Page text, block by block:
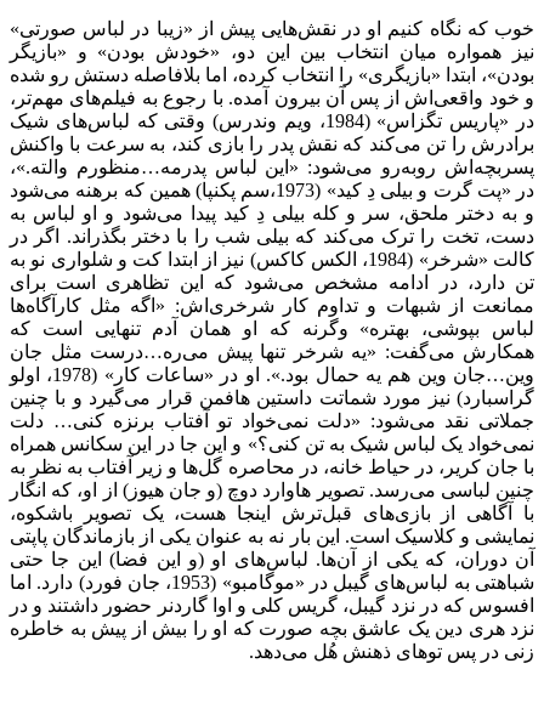
خوب که نگاه کنیم او در نقش‌هایی پیش از «زیبا در لباس صورتی»
نیز همواره میان انتخاب بین این دو، «خودش بودن» و «بازیگر
بودن»، ابتدا «بازیگری» را انتخاب کرده، اما بلافاصله دستش رو شده
و خود واقعی‌اش از پس آن بیرون آمده. با رجوع به فیلم‌های مهم‌تر،
در «پاریس تگزاس» (1984، ویم وندرس) وقتی که لباس‌های شیک
برادرش را تن می‌کند که نقش پدر را بازی کند، به سرعت با واکنش
پسربچه‌اش روبه‌رو می‌شود: «این لباس پدرمه…منظورم والته.»،
در «پت گرت و بیلی دِ کید» (1973،سم پکنپا) همین که برهنه می‌شود
و به دختر ملحق، سر و کله بیلی دِ کید پیدا می‌شود و او لباس به
دست، تخت را ترک می‌کند که بیلی شب را با دختر بگذراند. اگر در
کالت «شرخر» (1984، الکس کاکس) نیز از ابتدا کت و شلواری نو به
تن دارد، در ادامه مشخص می‌شود که این تظاهری است برای
ممانعت از شبهات و تداوم کار شرخری‌اش: «اگه مثل کارآگاه‌ها
لباس بپوشی، بهتره» وگرنه که او همان آدم تنهایی است که
همکارش می‌گفت: «یه شرخر تنها پیش می‌ره…درست مثل جان
وین…جان وین هم یه حمال بود.». او در «ساعات کار» (1978، اولو
گراسبارد) نیز مورد شماتت داستین هافمن قرار می‌گیرد و با چنین
جملاتی نقد می‌شود: «دلت نمی‌خواد تو آفتاب برنزه کنی… دلت
نمی‌خواد یک لباس شیک به تن کنی؟» و این جا در این سکانس همراه
با جان کریر، در حیاط خانه، در محاصره گل‌ها و زیر آفتاب به نظر به
چنین لباسی می‌رسد. تصویر هاوارد دوچ (و جان هیوز) از او، که انگار
با آگاهی از بازی‌های قبل‌ترش اینجا هست، یک تصویر باشکوه،
نمایشی و کلاسیک است. این بار نه به عنوان یکی از بازماندگان پاپتی
آن دوران، که یکی از آن‌ها. لباس‌های او (و این فضا) این جا حتی
شباهتی به لباس‌های گیبل در «موگامبو» (1953، جان فورد) دارد. اما
افسوس که در نزد گیبل، گریس کلی و اوا گاردنر حضور داشتند و در
نزد هری دین یک عاشق بچه صورت که او را بیش از پیش به خاطره
زنی در پس تو‌های ذهنش هُل می‌دهد.